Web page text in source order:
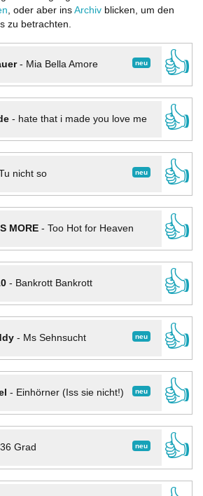
, oder aber ins Archiv blicken, um den
zu betrachten.
neu
- Mia Bella Amore
👍
- hate that i made you love me
👍
neu
nicht so
👍
MORE- Too Hot for Heaven
👍
- Bankrott Bankrott
👍
neu
- Ms Sehnsucht
👍
neu
- Einhörner (Iss sie nicht!)
👍
neu
36 Grad
👍